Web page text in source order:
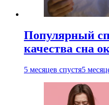
Популярный
качества сна
5 месяцев спустя5